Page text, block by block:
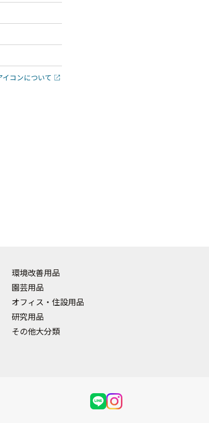
イコンについて
環境改善用品
園芸用品
オフィス・住設用品
研究用品
その他大分類